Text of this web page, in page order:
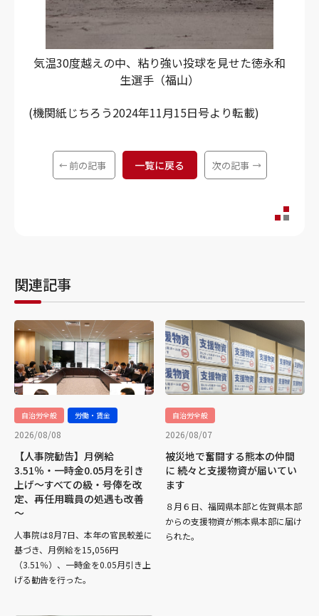
気温30度越えの中、粘り強い投球を見せた徳永和
生選手（福山）
(機関紙じちろう2024年11月15日号より転載)
前の記事 一覧に戻る 次の記事
関連記事
自治労全般 労働・賃金
2026/08/08
【人事院勧告】月例給
3.51％・一時金0.05月を引き
上げ～すべての級・号俸を改
定、再任用職員の処遇も改善
～
人事院は8月7日、本年の官民較差に
基づき、月例給を15,056円
（3.51％）、一時金を0.05月引き上
げる勧告を行った。
自治労全般
2026/08/07
被災地で奮闘する熊本の仲間
に 続々と支援物資が届いてい
ます
８月６日、福岡県本部と佐賀県本部
からの支援物資が熊本県本部に届け
られた。